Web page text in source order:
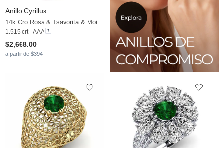
Anillo Cyrillus
14k Oro Rosa & Tsavorita & Moissanita
1.515 crt - AAA
$2,668.00
a partir de $394